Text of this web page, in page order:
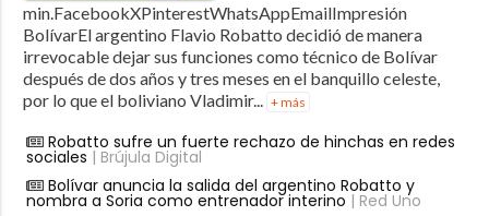
min.FacebookXPinterestWhatsAppEmailImpresión
BolívarEl argentino Flavio Robatto decidió de manera
irrevocable dejar sus funciones como técnico de Bolívar
después de dos años y tres meses en el banquillo celeste,
por lo que el boliviano Vladimir... + más
Robatto sufre un fuerte rechazo de hinchas en redes
sociales | Brújula Digital
Bolívar anuncia la salida del argentino Robatto y
nombra a Soria como entrenador interino | Red Uno